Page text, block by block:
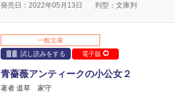
発売日：2022年05月13日
判型：文庫判
一般文庫
試し読みをする
電子版
青薔薇アンティークの小公女２
著者 道草 家守